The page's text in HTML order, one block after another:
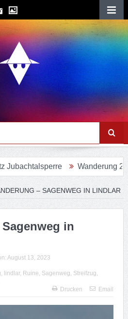
Wanderung 24 –
– SAGENWEG IN LINDLAR
in
August 13, 2023
lindlar, Ruine Sagenweg Streifzug
Drucken
Email